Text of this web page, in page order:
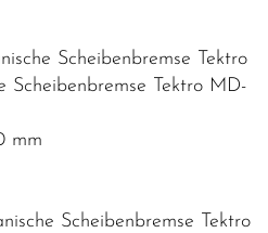
Scheibenbremse Tektro
Scheibenbremse Tektro MD-
mm
Scheibenbremse Tektro